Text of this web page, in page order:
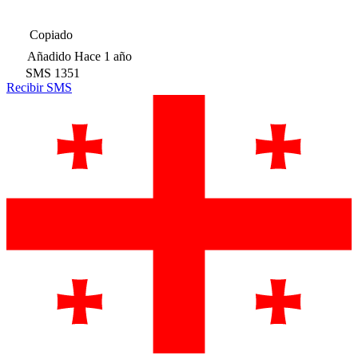
Copiado
Añadido Hace 1 año
SMS 1351
Recibir SMS